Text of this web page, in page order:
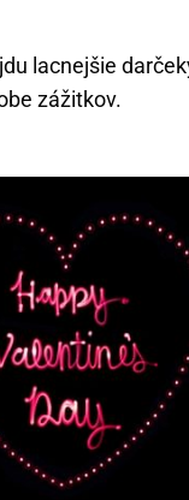
lacnejšie
zážitkov.